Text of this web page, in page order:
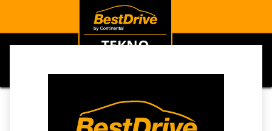
Ajankohtaista
BestDrive Autonhuolto Espoo: Laadukas vaihtoehto merkkihuollolle Continental-konsernin osaamisella